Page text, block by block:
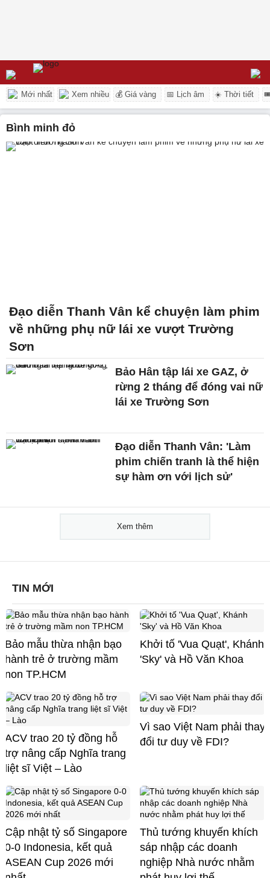
Mới nhất Xem nhiều 💰 Giá vàng 📅 Lịch âm ☀️ Thời tiết
bình minh đỏ
Đạo diễn Thanh Vân kể chuyện làm phim
về những phụ nữ lái xe vượt Trường
Sơn
Bảo Hân tập lái xe GAZ, ở
rừng 2 tháng để đóng vai nữ
lái xe Trường Sơn
Đạo diễn Thanh Vân: 'Làm
phim chiến tranh là thể hiện
sự hàm ơn với lịch sử'
Xem thêm
TIN MỚI
Bảo mẫu thừa nhận bạo
hành trẻ ở trường mầm
non TP.HCM
Khởi tố 'Vua Quạt', Khánh
'Sky' và Hồ Văn Khoa
ACV trao 20 tỷ đồng hỗ
trợ nâng cấp Nghĩa trang
liệt sĩ Việt – Lào
Vì sao Việt Nam phải thay
đổi tư duy về FDI?
Cập nhật tỷ số Singapore
0-0 Indonesia, kết quả
ASEAN Cup 2026 mới
Thủ tướng khuyến khích
sáp nhập các doanh
nghiệp Nhà nước nhằm